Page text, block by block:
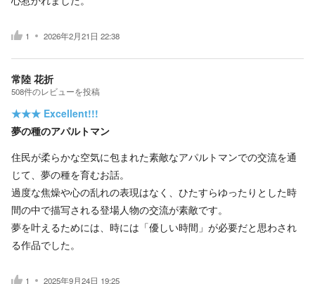
1 2026年2月21日 22:38
常陸 花折
508件のレビューを投稿
★★★ Excellent!!!
夢の種のアパルトマン
住民が柔らかな空気に包まれた素敵なアパルトマンでの交流を通
じて、夢の種を育むお話。
過度な焦燥や心の乱れの表現はなく、ひたすらゆったりとした時
間の中で描写される登場人物の交流が素敵です。
夢を叶えるためには、時には「優しい時間」が必要だと思わされ
る作品でした。
1 2025年9月24日 19:25